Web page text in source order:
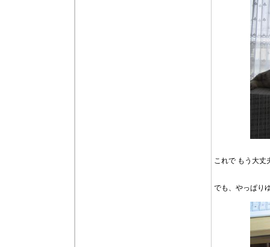
これで もう大丈
でも、やっぱり